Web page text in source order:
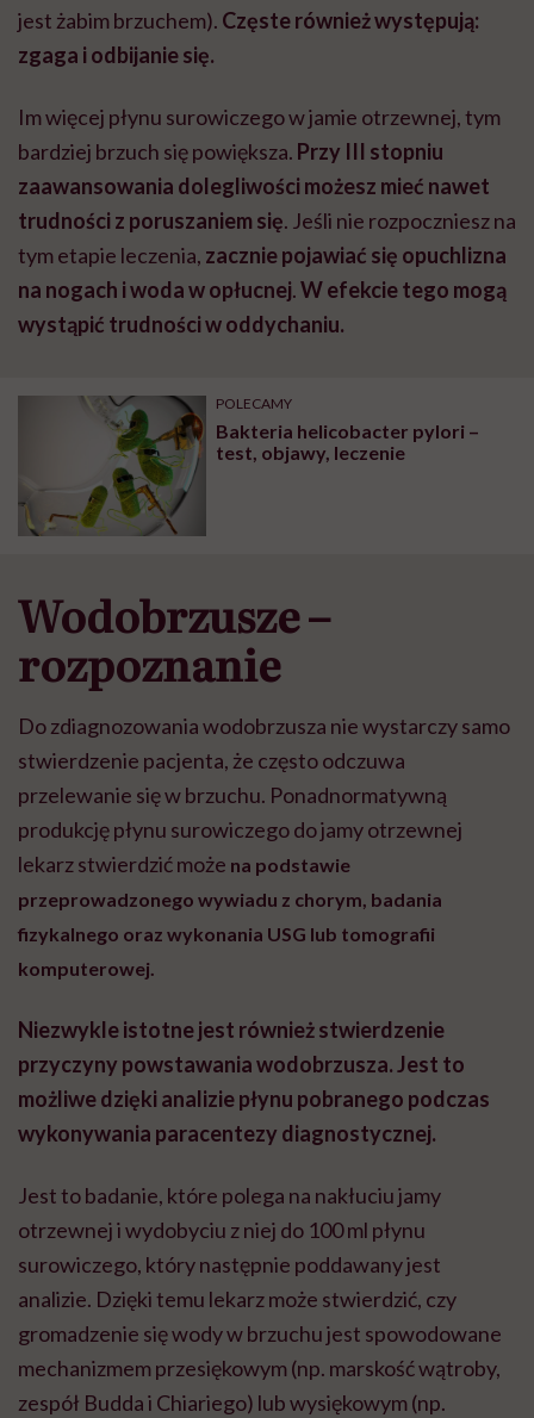
jest żabim brzuchem). Częste również występują:
zgaga i odbijanie się.
Im więcej płynu surowiczego w jamie otrzewnej, tym
bardziej brzuch się powiększa. Przy III stopniu
zaawansowania dolegliwości możesz mieć nawet
trudności z poruszaniem się. Jeśli nie rozpoczniesz na
tym etapie leczenia, zacznie pojawiać się opuchlizna
na nogach i woda w opłucnej.W efekcie tego mogą
wystąpić trudności w oddychaniu.
POLECAMY
Bakteria helicobacter pylori –
test, objawy, leczenie
Wodobrzusze –
rozpoznanie
Do zdiagnozowania wodobrzusza nie wystarczy samo
stwierdzenie pacjenta, że często odczuwa
przelewanie się w brzuchu. Ponadnormatywną
produkcję płynu surowiczego do jamy otrzewnej
lekarz stwierdzić może na podstawie
przeprowadzonego wywiadu z chorym, badania
fizykalnego oraz wykonania USG lub tomografii
komputerowej.
Niezwykle istotne jest również stwierdzenie
przyczyny powstawania wodobrzusza. Jest to
możliwe dzięki analizie płynu pobranego podczas
wykonywania paracentezy diagnostycznej.
Jest to badanie, które polega na nakłuciu jamy
otrzewnej i wydobyciu z niej do 100 ml płynu
surowiczego, który następnie poddawany jest
analizie. Dzięki temu lekarz może stwierdzić, czy
gromadzenie się wody w brzuchu jest spowodowane
mechanizmem przesiękowym (np. marskość wątroby,
zespół Budda i Chiariego) lub wysiękowym (np.